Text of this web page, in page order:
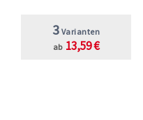
3 Varianten
ab 13,59 €